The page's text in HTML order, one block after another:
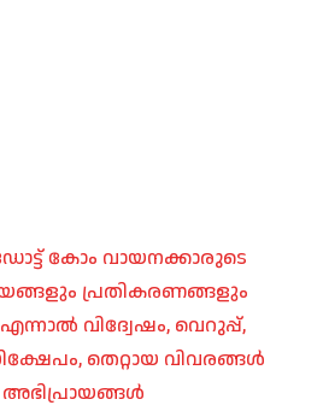
കോം വായനക്കാരുടെ
പ്രതികരണങ്ങളും
വിദ്വേഷം, വെറുപ്പ്,
തെറ്റായ വിവരങ്ങൾ
അഭിപ്രായങ്ങൾ